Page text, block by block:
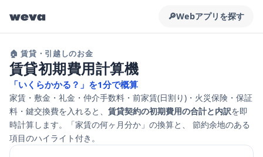
weva 🔎Webアプリを探す
🏠 賃貸・引越しのお金
賃貸初期費用計算機
「いくらかかる？」を1分で概算
家賃・敷金・礼金・仲介手数料・前家賃(日割り)・火災保険・保証
料・鍵交換費を入れると、 賃貸契約の初期費用の合計と内訳を即
時計算します。「家賃の何ヶ月分か」の換算と、 節約余地のある
項目のハイライト付き。